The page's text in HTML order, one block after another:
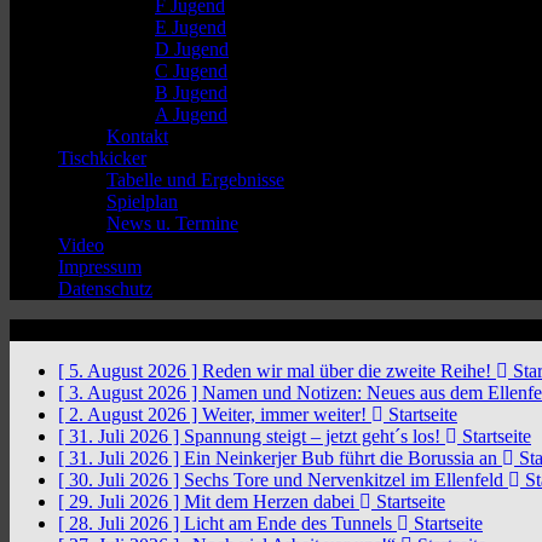
F Jugend
E Jugend
D Jugend
C Jugend
B Jugend
A Jugend
Kontakt
Tischkicker
Tabelle und Ergebnisse
Spielplan
News u. Termine
Video
Impressum
Datenschutz
[ 5. August 2026 ] Reden wir mal über die zweite Reihe!
[ 3. August 2026 ] Namen und Notizen: Neues aus dem
[ 2. August 2026 ] Weiter, immer weiter!
Startseite
[ 31. Juli 2026 ] Spannung steigt – jetzt geht´s los!
Startseite
[ 31. Juli 2026 ] Ein Neinkerjer Bub führt die Borussia an
[ 30. Juli 2026 ] Sechs Tore und Nervenkitzel im Ellenfeld
[ 29. Juli 2026 ] Mit dem Herzen dabei
Startseite
[ 28. Juli 2026 ] Licht am Ende des Tunnels
Startseite